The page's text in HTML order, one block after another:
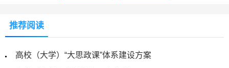
推荐阅读
高校（大学）“大思政课”体系建设方案